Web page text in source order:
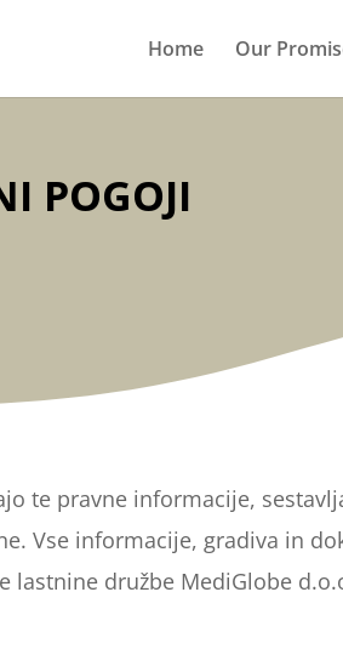
Home Our
POGOJI
te pravne informacije,
Vse informacije, gradiva in
lastnine družbe MediGlobe